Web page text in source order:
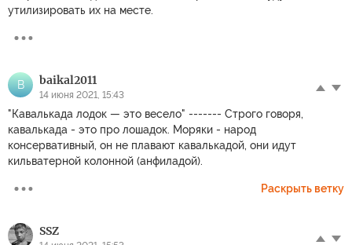
утилизировать их на месте.
B baikal2011
14 июня 2021, 15:43
"Кавалькада лодок — это весело" ------- Строго говоря,
кавалькада - это про лошадок. Моряки - народ
консервативный, он не плавают кавалькадой, они идут
кильватерной колонной (анфиладой).
Раскрыть ветку
SSZ